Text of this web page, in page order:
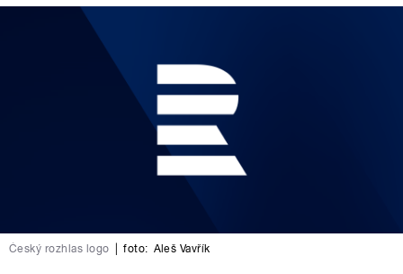
Český rozhlas logo foto: Aleš Vavřík